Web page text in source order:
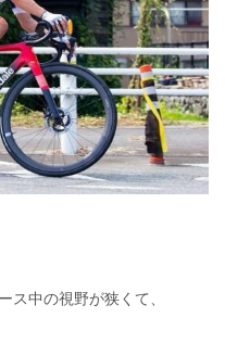
ス中の視野が狭くて、